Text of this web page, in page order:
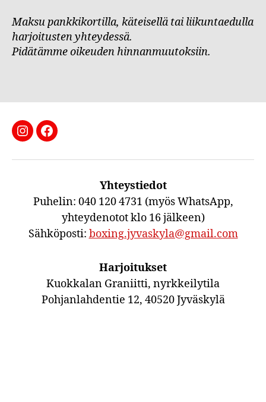
Maksu pankkikortilla, käteisellä tai liikuntaedulla
harjoitusten yhteydessä.
Pidätämme oikeuden hinnanmuutoksiin.
BoxingBoxing
Yhteystiedot
Puhelin: 040 120 4731 (myös WhatsApp,
yhteydenotot klo 16 jälkeen)
Sähköposti: boxing.jyvaskyla@gmail.com
Harjoitukset
Kuokkalan Graniitti, nyrkkeilytila
Pohjanlahdentie 12, 40520 Jyväskylä